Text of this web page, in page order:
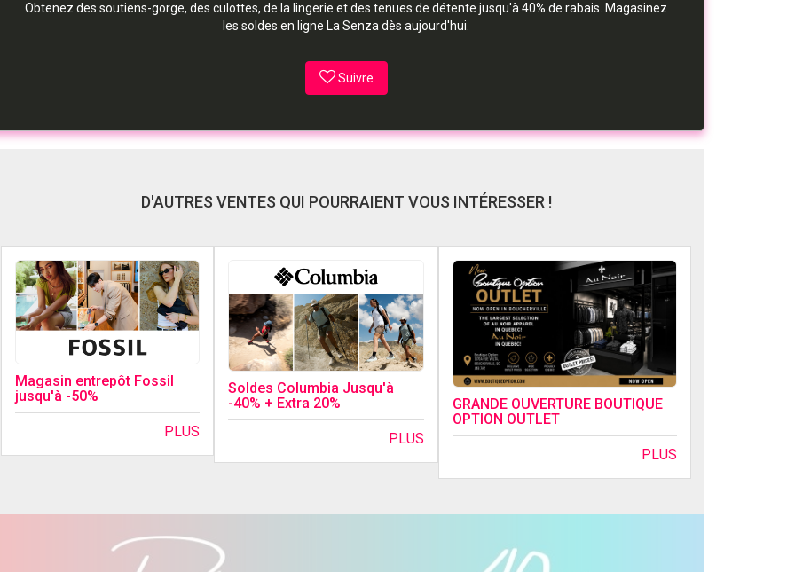
Obtenez des soutiens-gorge, des culottes, de la lingerie et des tenues de détente jusqu'à 40% de rabais. Magasinez
les soldes en ligne La Senza dès aujourd'hui.
Suivre
D'AUTRES VENTES QUI POURRAIENT VOUS INTÉRESSER !
Magasin entrepôt Fossil
jusqu'à -50%
PLUS
Soldes Columbia Jusqu'à
-40% + Extra 20%
PLUS
GRANDE OUVERTURE BOUTIQUE
OPTION OUTLET
PLUS